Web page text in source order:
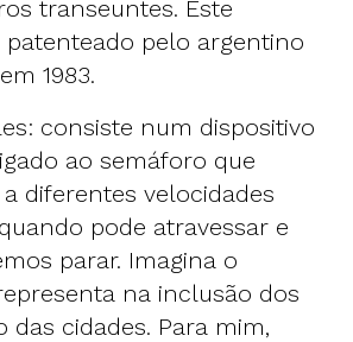
transeuntes. Este
pelo argentino
1983.
consiste num dispositivo
ao semáforo que
diferentes velocidades
pode atravessar e
parar. Imagina o
na inclusão dos
das cidades. Para mim,